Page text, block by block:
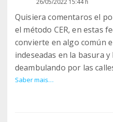
26/05/2022 15:44 h
Quisiera comentaros el
el método CER, en estas
convierte en algo común
indeseadas en la basura
deambulando por las
algo ético y moral nuestra
tanto la castración de las
Saber mais…